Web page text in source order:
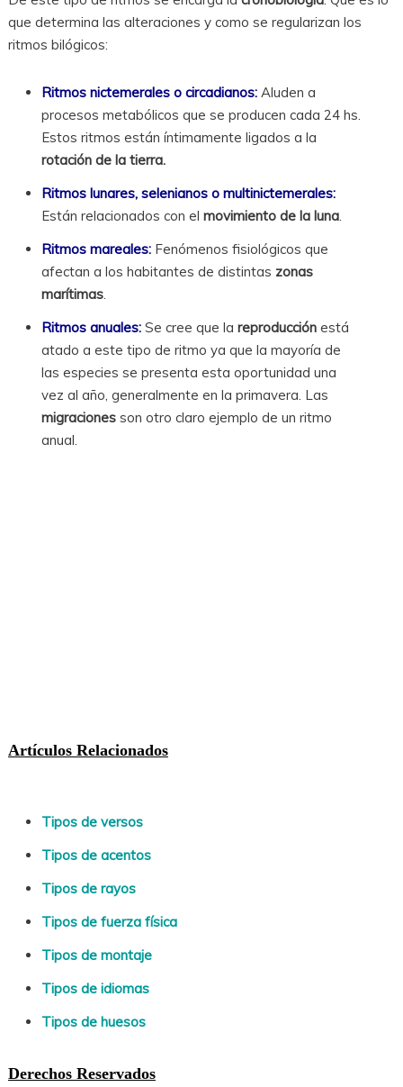
que determina las alteraciones y como se regularizan los
ritmos bilógicos:
Ritmos nictemerales o circadianos: Aluden a
procesos metabólicos que se producen cada 24 hs.
Estos ritmos están íntimamente ligados a la
rotación de la tierra.
Ritmos lunares, selenianos o multinictemerales:
Están relacionados con elmovimiento de la luna.
Ritmos mareales: Fenómenos fisiológicos que
afectan a los habitantes de distintas zonas
marítimas.
Ritmos anuales: Se cree que lareproducción está
atado a este tipo de ritmo ya que la mayoría de
las especies se presenta esta oportunidad una
vez al año, generalmente en la primavera. Las
migraciones son otro claro ejemplo de un ritmo
anual.
Artículos Relacionados
Tipos de versos
Tipos de acentos
Tipos de rayos
Tipos de fuerza física
Tipos de montaje
Tipos de idiomas
Tipos de huesos
Derechos Reservados